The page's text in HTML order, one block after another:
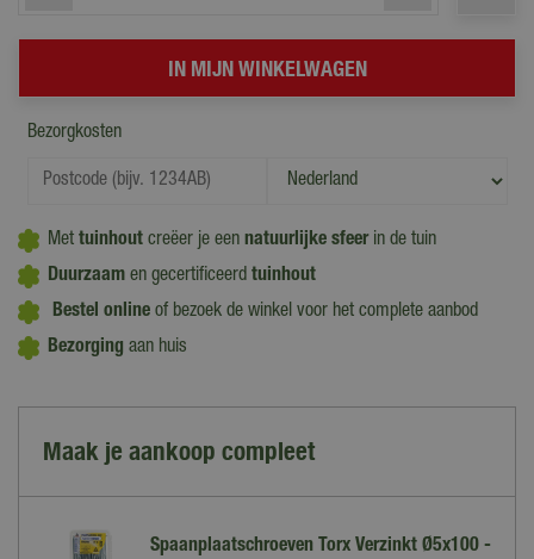
Bezorgkosten
Met tuinhout creëer je een natuurlijke sfeerin de tuin
Duurzaam en gecertificeerd tuinhout
Bestel online of bezoek de winkel voor het complete aanbod
Bezorging aan huis
Maak je aankoop compleet
Spaanplaatschroeven Torx Verzinkt Ø5x100 -